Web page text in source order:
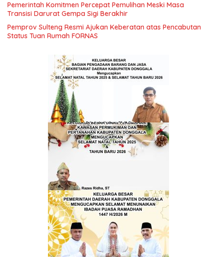
Pemerintah Komitmen Percepat Pemulihan Meski Masa
Transisi Darurat Gempa Sigi Berakhir
Pemprov Sulteng Resmi Ajukan Keberatan atas Pencabutan
Status Tuan Rumah FORNAS